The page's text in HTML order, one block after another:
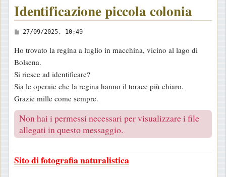
Identificazione piccola colonia
M
s
s
a
g
g
i
o
27/09/2025, 10:49
Ho trovato la regina a luglio in macchina, vicino al lago di
Bolsena.
Si riesce ad identificare?
Sia le operaie che la regina hanno il torace più chiaro.
Grazie mille come sempre.
Non hai i permessi necessari per visualizzare i file
allegati in questo messaggio.
Sito di fotografia naturalistica